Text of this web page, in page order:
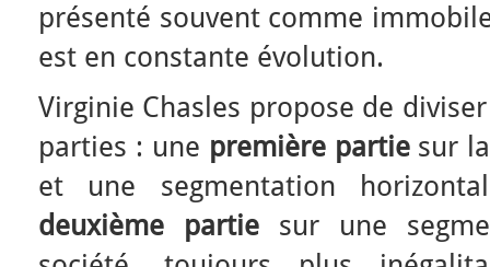
présenté souvent comme
est en constante évolution.
Virginie Chasles propose de
parties : une première partiesur la
et une segmentation
deuxième partie sur une